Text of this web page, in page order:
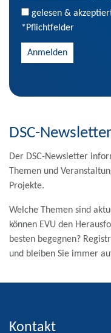
gelesen &
*Pflichtfelder
DSC-
Der DSC-Newsletter
Themen und
Projekte.
Welche Themen sind
können EVU den
besten begegnen?
und bleiben Sie immer
Kontakt